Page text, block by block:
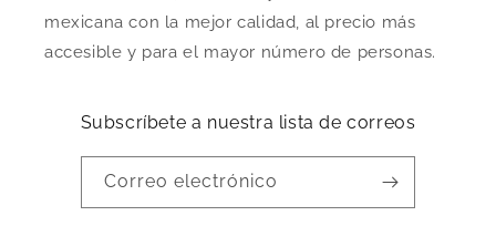
mexicana con la mejor calidad, al precio más
accesible y para el mayor número de personas.
Subscríbete a nuestra lista de correos
Correo electrónico